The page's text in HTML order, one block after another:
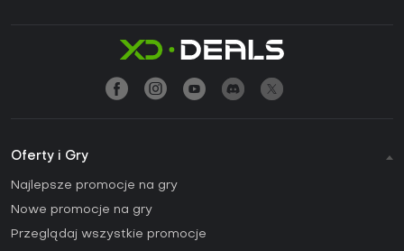
Oferty i Gry
Najlepsze promocje na gry
Nowe promocje na gry
Przeglądaj wszystkie promocje